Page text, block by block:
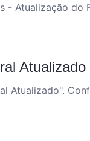
- Atualização do
Atualizado
Atualizado".